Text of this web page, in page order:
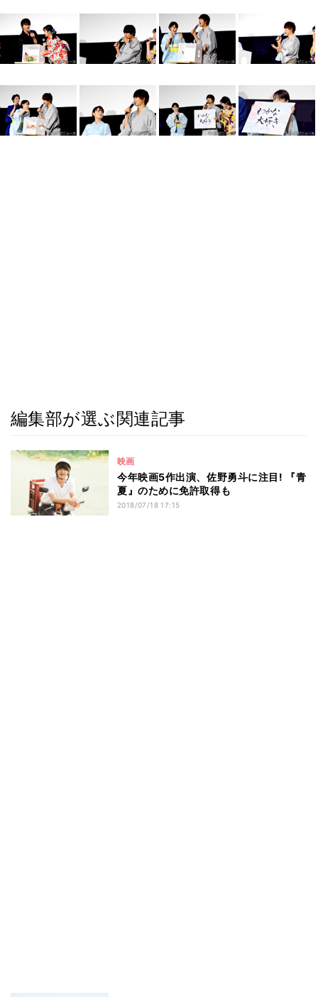
編集部が選ぶ関連記事
映画
今年映画5作出演、佐野勇斗に注目! 『青
夏』のために免許取得も
2018/07/18 17:15